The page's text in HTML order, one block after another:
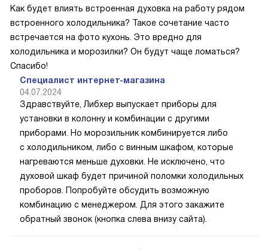
Как будет влиять встроенная духовка на работу рядом
встроенного холодильника? Такое сочетание часто
встречается на фото кухонь. Это вредно для
холодильника и морозилки? Он будут чаще ломаться?
Спасибо!
Специалист интернет-магазина
04.07.2024
Здравствуйте, Либхер выпускает приборы для
установки в колонну и комбинации с другими
приборами. Но морозильник комбинируется либо
с холодильником, либо с винным шкафом, которые
нагреваются меньше духовки. Не исключено, что
духовой шкаф будет причиной поломки холодильных
проборов. Попробуйте обсудить возможную
комбинацию с менеджером. Для этого закажите
обратный звонок (кнопка слева внизу сайта).